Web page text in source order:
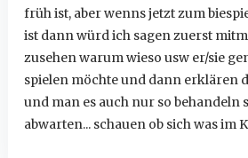
früh ist, aber wenns jetzt zum
ist dann würd ich sagen zuerst
zusehen warum wieso usw er/sie
spielen möchte und dann erklären
und man es auch nur so behandeln
abwarten... schauen ob sich was im